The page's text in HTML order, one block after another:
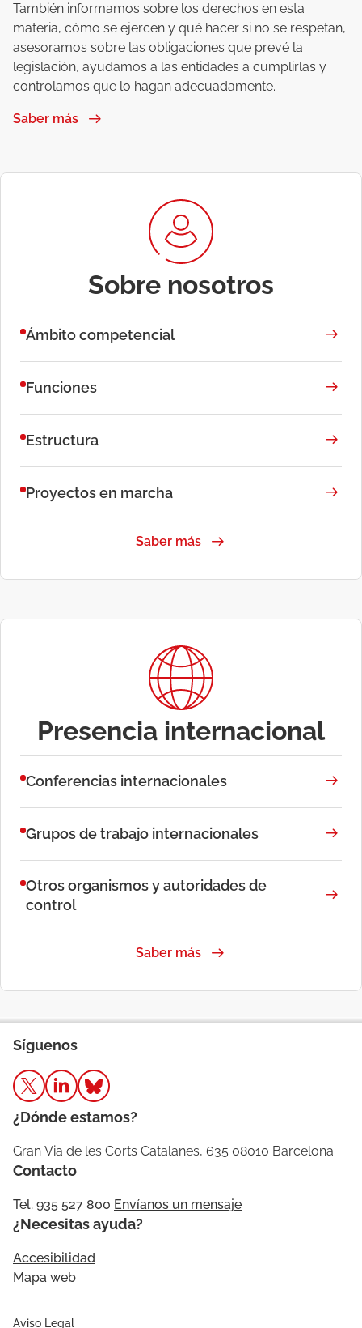
También informamos sobre los derechos en esta
materia, cómo se ejercen y qué hacer si no se respetan,
asesoramos sobre las obligaciones que prevé la
legislación, ayudamos a las entidades a cumplirlas y
controlamos que lo hagan adecuadamente.
Saber más
Sobre nosotros
Ámbito competencial
Funciones
Estructura
Proyectos en marcha
Saber más
Presencia internacional
Conferencias internacionales
Grupos de trabajo internacionales
Otros organismos y autoridades de
control
Saber más
Síguenos
¿Dónde estamos?
Gran Via de les Corts Catalanes, 635 08010 Barcelona
Contacto
Tel. 935 527 800 Envíanos un mensaje
¿Necesitas ayuda?
Accesibilidad
Mapa web
Aviso Legal